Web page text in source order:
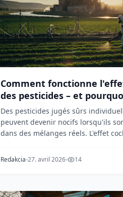
Comment fonctionne
des pesticides – et
important
Des pesticides jugés sûrs
peuvent devenir nocifs lorsqu'ils
dans des mélanges réels. L'effet
Redakcia 27. avril 2026 14